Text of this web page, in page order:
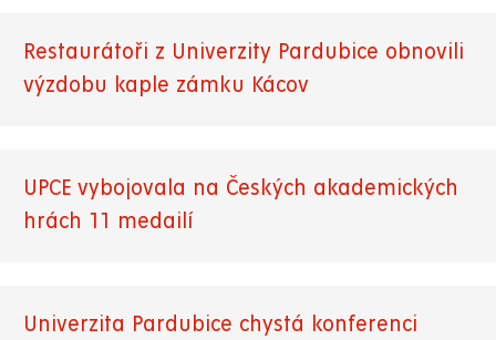
Restaurátoři z Univerzity Pardubice obnovili
výzdobu kaple zámku Kácov
UPCE vybojovala na Českých akademických
hrách 11 medailí
Univerzita Pardubice chystá konferenci